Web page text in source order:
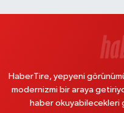
HaberTire, yepyeni
modernizmi bir araya
haber okuyabilecekleri